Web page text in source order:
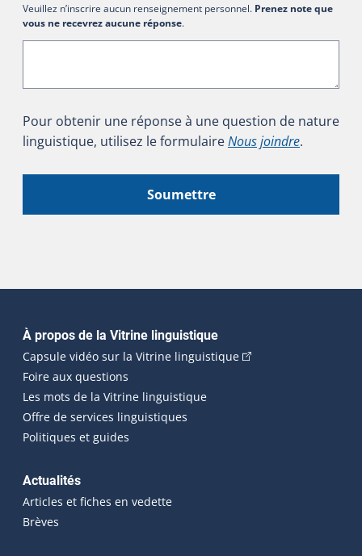
Veuillez n’inscrire aucun renseignement personnel. Prenez note que
vous ne recevrez aucune réponse.
Pour obtenir une réponse à une question de nature
linguistique, utilisez le formulaireNous joindre.
Soumettre
Navigation principale
À propos de la Vitrine linguistique
Capsule vidéo sur la Vitrine linguistique(Cet hyperlien
Foire aux questions
Les mots de la Vitrine linguistique
Offre de services linguistiques
Politiques et guides
Actualités
Articles et fiches en vedette
Brèves